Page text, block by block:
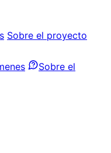
Sobre el proyecto
Sobre el